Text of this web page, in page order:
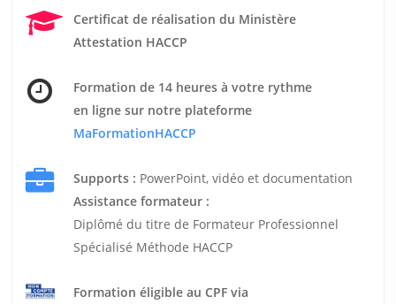
Certificat de réalisation du Ministère
Attestation HACCP
Formation de 14 heures à votre rythme
en ligne sur notre plateforme
MaFormationHACCP
Supports : PowerPoint, vidéo et documentation
Assistance formateur :
Diplômé du titre de Formateur Professionnel
Spécialisé Méthode HACCP
Formation éligible au CPF via